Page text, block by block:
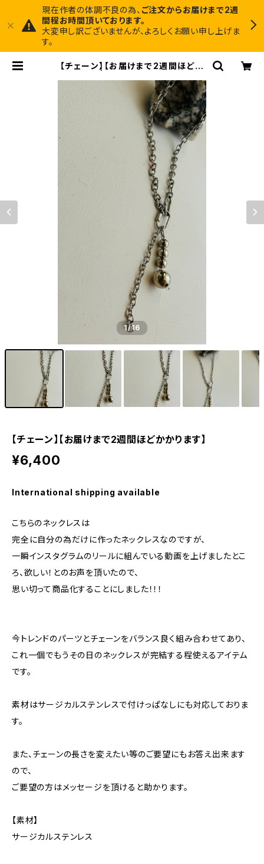
現在作者の体調不良の為、 ご注文からお届けまで2週
間程お時間頂いております。
大変申し訳ございませんが、よろしくお願い申し上げま
す。
【チェーン】【お届けまで2週間ほどか
ちょっと尖ったアクセサリーのお店
1/16
【チェーン】【お届けまで2週間ほどかかります】
¥6,400
International shipping available
こちらのネックレスは
完全に自分の為だけに作ったネックレスなのですが、
一瞬インスタグラムのリールに組んでいる動画を上げましたとこ
ろ、欲しい！とのお声を頂いたので、
思い切って商品化することにしました！！！
今トレンドのパーツとチェーンをバランス良く組み合わせてあり、
これ一個でもうその日のネックレスが完結する程使えるアイテム
です。
素材はサージカルステンレスで付けっぱなしにも対応しておりま
す。
また、チェーンの長さを変えたい等のご要望にもお答え出来ます
ので、
ご要望の方はメッセージを頂けると助かります。
【素材】
サージカルステンレス